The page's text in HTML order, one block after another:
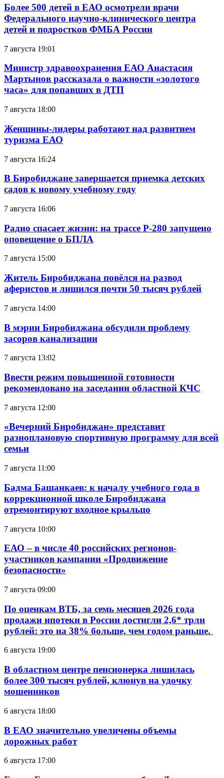
Более 500 детей в ЕАО осмотрели врачи
Федерального научно-клинического центра
детей и подростков ФМБА России
7 августа 19:01
Министр здравоохранения ЕАО Анастасия
Мартынов рассказала о важности «золотого
часа» для попавших в ДТП
7 августа 18:00
Женщины-лидеры работают над развитием
туризма ЕАО
7 августа 16:24
В Биробиджане завершается приемка детских
садов к новому учебному году
7 августа 16:06
Радио спасает жизни: на трассе Р-280 запущено
оповещение о БПЛА
7 августа 15:00
Житель Биробиджана повёлся на развод
аферистов и лишился почти 50 тысяч рублей
7 августа 14:00
В мэрии Биробиджана обсудили проблему
засоров канализации
7 августа 13:02
Ввести режим повышенной готовности
рекомендовано на заседании областной КЧС
7 августа 12:00
«Вечерний Биробиджан» представит
разноплановую спортивную программу для всей
семьи
7 августа 11:00
Бадма Башанкаев: к началу учебного года в
коррекционной школе Биробиджана
отремонтируют входное крыльцо
7 августа 10:00
ЕАО – в числе 40 российских регионов-
участников кампании «Продвижение
безопасности»
7 августа 09:00
По оценкам ВТБ, за семь месяцев 2026 года
продажи ипотеки в России достигли 2,6* трлн
рублей: это на 38% больше, чем годом раньше.
6 августа 19:00
В областном центре пенсионерка лишилась
более 300 тысяч рублей, клюнув на удочку
мошенников
6 августа 18:00
В ЕАО значительно увеличены объемы
дорожных работ
6 августа 17:00